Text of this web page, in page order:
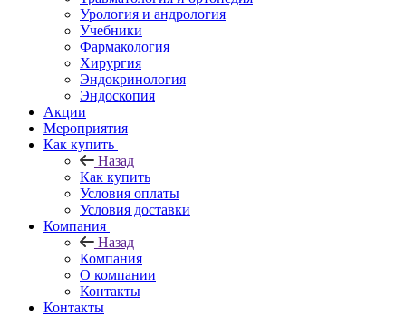
Урология и андрология
Учебники
Фармакология
Хирургия
Эндокринология
Эндоскопия
Акции
Мероприятия
Как купить
Назад
Как купить
Условия оплаты
Условия доставки
Компания
Назад
Компания
О компании
Контакты
Контакты